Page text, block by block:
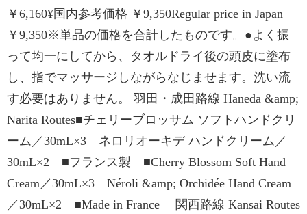
￥6,160¥国内参考価格 ￥9,350Regular price in Japan
￥9,350※単品の価格を合計したものです。●よく振
って均一にしてから、タオルドライ後の頭皮に塗布
し、指でマッサージしながらなじませます。洗い流
す必要はありません。 羽田・成田路線 Haneda &amp;
Narita Routes■チェリーブロッサム ソフトハンドクリ
ーム／30mL×3 ネロリオーキデ ハンドクリーム／
30mL×2 ■フランス製 ■Cherry Blossom Soft Hand
Cream／30mL×3 Néroli &amp; Orchidée Hand Cream
／30mL×2 ■Made in France 関西路線 Kansai Routes